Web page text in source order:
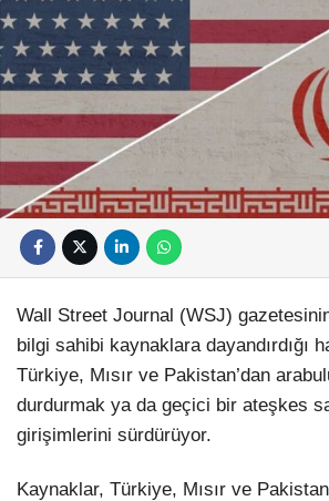
Wall Street Journal (WSJ)
bilgi sahibi kaynaklara dayandırdığı
Türkiye, Mısır ve Pakistan’dan
durdurmak ya da geçici bir ateşkes
girişimlerini sürdürüyor.
Kaynaklar, Türkiye, Mısır ve